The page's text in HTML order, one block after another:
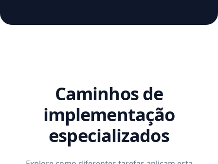
Caminhos de
implementação
especializados